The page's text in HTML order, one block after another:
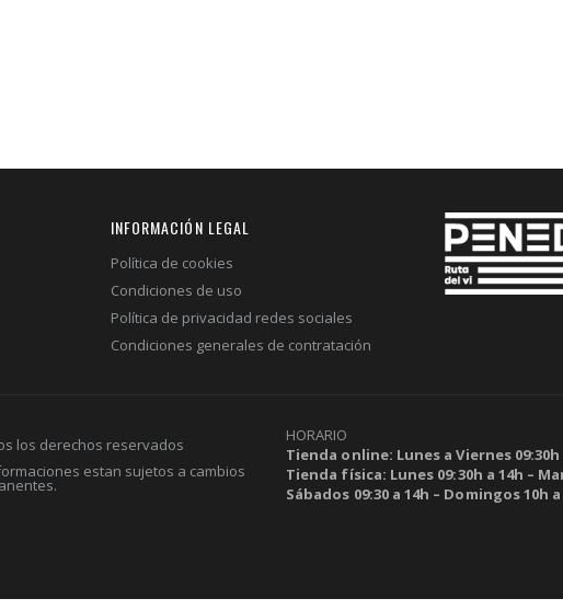
INFORMACIÓN LEGAL
Política de cookies
Condiciones de uso
Política de privacidad redes sociales
Condiciones generales de contratación
los derechos reservados
estan sujetos a cambios
HORARIO
Tienda online: Lunes a Viernes 09:30h
Tienda física: Lunes 09:30h a 14h –
Sábados 09:30 a 14h – Domingos 10h